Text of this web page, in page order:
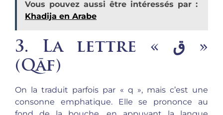
Vous pouvez aussi être intéressés par :
Khadija en Arabe
3. La lettre « ق »
(Qāf)
On la traduit parfois par « q », mais c’est une
consonne emphatique. Elle se prononce au